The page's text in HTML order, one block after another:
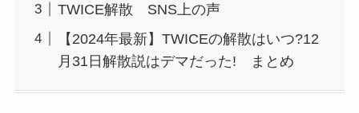
TWICE解散 SNS上の声
【2024年最新】TWICEの解散はいつ?12
月31日解散説はデマだった! まとめ